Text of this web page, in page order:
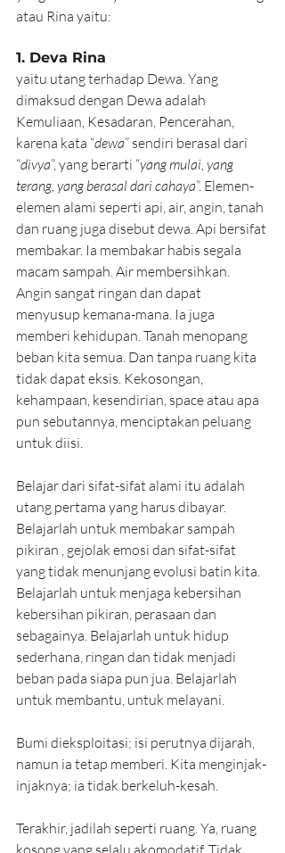
atau Rina yaitu:
1. Deva Rina
yaitu utang terhadap Dewa. Yang
dimaksud dengan Dewa adalah
Kemuliaan, Kesadaran, Pencerahan,
karena kata “dewa” sendiri berasal dari
“divya”, yang berarti “yang mulai, yang
terang, yang berasal dari cahaya”. Elemen-
elemen alami seperti api, air, angin, tanah
dan ruang juga disebut dewa. Api bersifat
membakar. Ia membakar habis segala
macam sampah. Air membersihkan.
Angin sangat ringan dan dapat
menyusup kemana-mana. Ia juga
memberi kehidupan. Tanah menopang
beban kita semua. Dan tanpa ruang kita
tidak dapat eksis. Kekosongan,
kehampaan, kesendirian, space atau apa
pun sebutannya, menciptakan peluang
untuk diisi.
Belajar dari sifat-sifat alami itu adalah
utang pertama yang harus dibayar.
Belajarlah untuk membakar sampah
pikiran , gejolak emosi dan sifat-sifat
yang tidak menunjang evolusi batin kita.
Belajarlah untuk menjaga kebersihan
kebersihan pikiran, perasaan dan
sebagainya. Belajarlah untuk hidup
sederhana, ringan dan tidak menjadi
beban pada siapa pun jua. Belajarlah
untuk membantu, untuk melayani.
Bumi dieksploitasi; isi perutnya dijarah,
namun ia tetap memberi. Kita menginjak-
injaknya; ia tidak berkeluh-kesah.
Terakhir, jadilah seperti ruang. Ya, ruang
kosong yang selalu akomodatif. Tidak